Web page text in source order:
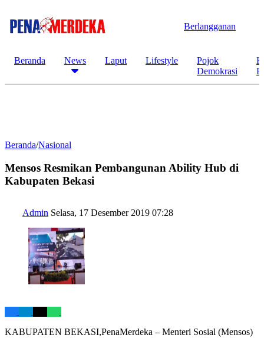
Berlangganan
Beranda News Laput Lifestyle
Pojok
Demokrasi
Beranda/Nasional
Mensos Resmikan Pembangunan Ability Hub di
Kabupaten Bekasi
Admin Selasa, 17 Desember 2019 07:28
KABUPATEN BEKASI,PenaMerdeka – Menteri Sosial (Mensos)